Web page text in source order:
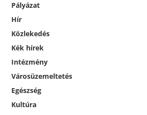
Pályázat
Hír
Közlekedés
Kék hírek
Intézmény
Városüzemeltetés
Egészség
Kultúra